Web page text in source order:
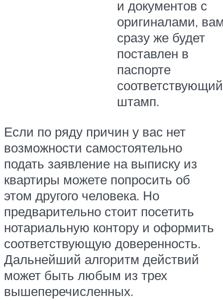
и документов с
оригиналами,
сразу же будет
поставлен в
паспорте
соответствующий
штамп.
Если по ряду причин у вас нет
возможности самостоятельно
подать заявление на выписку из
квартиры можете попросить об
этом другого человека. Но
предварительно стоит посетить
нотариальную контору и оформить
соответствующую доверенность.
Дальнейший алгоритм действий
может быть любым из трех
вышеперечисленных.